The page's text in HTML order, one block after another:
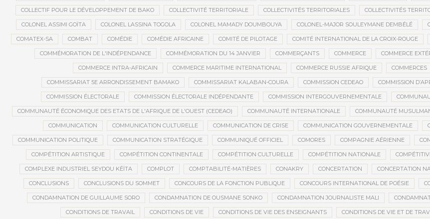
COLLECTIF POUR LE DÉVELOPPEMENT DE BAKO COLLECTIVITÉ TERRITORIALE COLLECTIVITÉS TERRITORIALES COLLECTIVITÉS
COLONEL ASSIMI GOÏTA COLONEL LASSINA TOGOLA COLONEL MAMADY DOUMBOUYA COLONEL-MAJOR SOULEYMANE DEMBÉLÉ
COMATEX-SA COMBAT COMÉDIE COMÉDIE AFRICAINE COMITÉ DE PILOTAGE COMITÉ INTERNATIONAL DE LA CROIX-ROUGE
COMMÉMORATION DE L'INDÉPENDANCE COMMÉMORATION DU 14 JANVIER COMMERÇANTS COMMERCE COMMERCE
COMMERCE INTRA-AFRICAIN COMMERCE MARITIME INTERNATIONAL COMMERCE RUSSIE AFRIQUE COMMERCES
COMMISSARIAT 5E ARRONDISSEMENT BAMAKO COMMISSARIAT KALABAN-COURA COMMISSION CEDEAO COMMISSION
COMMISSION ÉLECTORALE COMMISSION ÉLECTORALE INDÉPENDANTE COMMISSION INTERGOUVERNEMENTALE
COMMUNAUTÉ ÉCONOMIQUE DES ETATS DE L'AFRIQUE DE L'OUEST (CEDEAO) COMMUNAUTÉ INTERNATIONALE COMMUNAUTÉ
COMMUNICATION COMMUNICATION CULTURELLE COMMUNICATION DE CRISE COMMUNICATION GOUVERNEMENTALE
COMMUNICATION POLITIQUE COMMUNICATION STRATÉGIQUE COMMUNIQUÉ OFFICIEL COMORES COMPAGNIE AÉRIENNE
COMPÉTITION ARTISTIQUE COMPÉTITION CONTINENTALE COMPÉTITION CULTURELLE COMPÉTITION NATIONALE
COMPLEXE INDUSTRIEL SEYDOU KÉÏTA COMPLOT COMPTABILITÉ-MATIÈRES CONAKRY CONCERTATION CONCERTATION
CONCLUSIONS CONCLUSIONS DU SOMMET CONCOURS DE LA FONCTION PUBLIQUE CONCOURS INTERNATIONAL DE POÉSIE
CONDAMNATION DE GUILLAUME SORO CONDAMNATION DE OUSMANE SONKO CONDAMNATION JOURNALISTE MALI
CONDITIONS DE TRAVAIL CONDITIONS DE VIE CONDITIONS DE VIE DES ENSEIGNANTS CONDITIONS DE VIE ET DE